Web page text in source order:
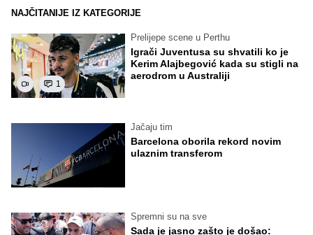
NAJČITANIJE IZ KATEGORIJE
1
Prelijepe scene u Perthu
Igrači Juventusa su shvatili ko je
Kerim Alajbegović kada su stigli na
aerodrom u Australiji
Jačaju tim
Barcelona oborila rekord novim
ulaznim transferom
Spremni su na sve
Sada je jasno zašto je došao: